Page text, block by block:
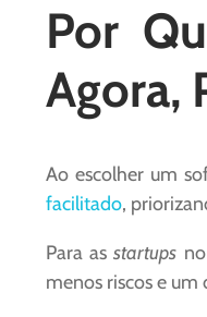
Por
Agora,
Ao escolher um
facilitado,
Para asstartups
menos riscos e